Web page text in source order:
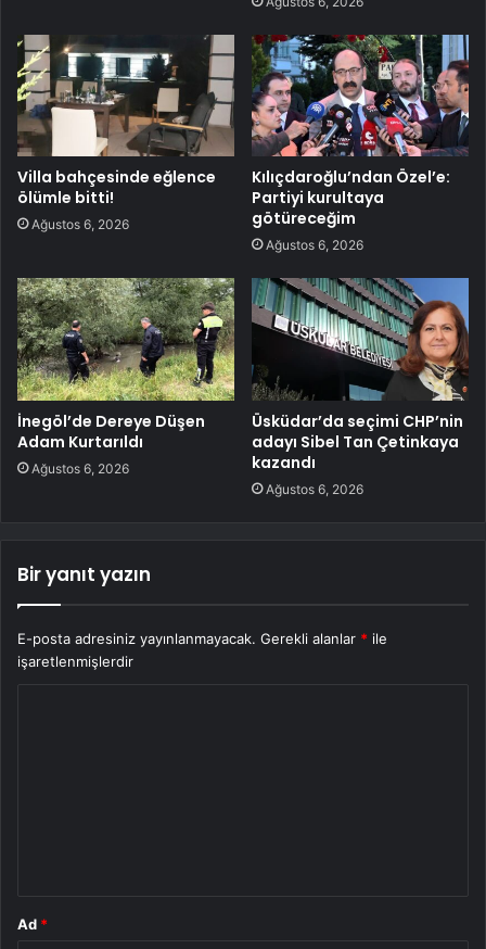
Villa bahçesinde eğlence
ölümle bitti!
Ağustos 6, 2026
Kılıçdaroğlu’ndan Özel’e:
Partiyi kurultaya
götüreceğim
Ağustos 6, 2026
İnegöl’de Dereye Düşen
Adam Kurtarıldı
Ağustos 6, 2026
Üsküdar’da seçimi CHP’nin
adayı Sibel Tan Çetinkaya
kazandı
Ağustos 6, 2026
Bir yanıt yazın
E-posta adresiniz yayınlanmayacak. Gerekli alanlar * ile
işaretlenmişlerdir
Ad *